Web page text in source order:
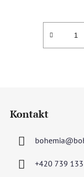
Kontakt
bohemia@
+420 739